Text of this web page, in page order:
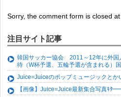
Sorry, the comment form is closed at
注目サイト記事
韓国サッカー協会 2011～12年に外国
待（W杯予選、五輪予選が含まれる）
Juice=Juiceのポップミュージックとか
【画像】Juice=Juice最新集合写